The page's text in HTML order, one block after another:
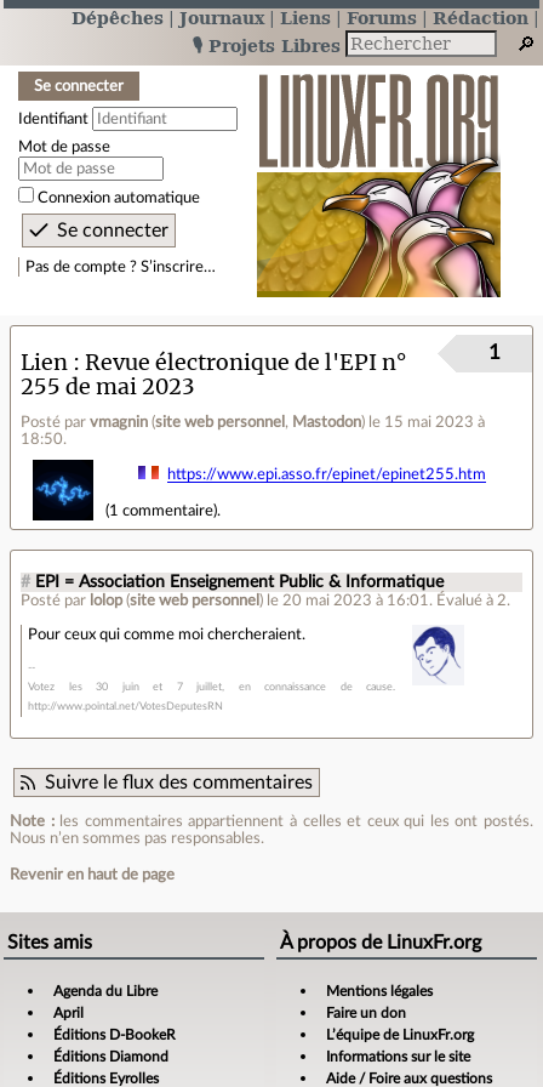
Dépêches Journaux Liens Forums
Rédaction
🎙️ Projets Libres
Se connecter
Identifiant
Mot de passe
Connexion automatique
Pas de compte ? S’inscrire…
Lien
Revue électronique de l'EPI n°
255 de mai 2023
Posté par vmagnin (site web personnel , Mastodon) le 15 mai 2023 à
18:50.
1
https://www.epi.asso.fr/epinet/epinet255.htm
(1 commentaire).
# EPI = Association Enseignement Public & Informatique
Posté par lolop(site web personnel ) le 20 mai 2023 à 16:01 . Évalué à 2.
Pour ceux qui comme moi chercheraient.
Votez les 30 juin et 7 juillet, en connaissance de cause.
http://www.pointal.net/VotesDeputesRN
Suivre le flux des commentaires
Note :les commentaires appartiennent à celles et ceux qui les ont postés.
Nous n’en sommes pas responsables.
Revenir en haut de page
Sites amis
Agenda du Libre
April
Éditions D-BookeR
Éditions Diamond
Éditions Eyrolles
À propos de LinuxFr.org
Mentions légales
Faire un don
L’équipe de LinuxFr.org
Informations sur le site
Aide / Foire aux questions